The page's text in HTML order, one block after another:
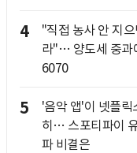
4
"직접 농사 안 지
라"… 양도세 중과
6070
5
'음악 앱'이 넷플릭
히… 스포티파이
파 비결은